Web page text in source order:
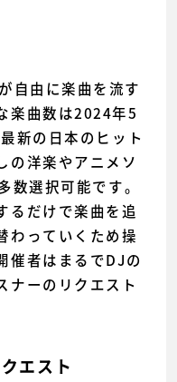
自由に楽曲を流す
楽曲数は2024年5
新の日本のヒット
の洋楽やアニメソ
数選択可能です。
るだけで楽曲を追
わっていくため操
催者はまるでDJの
ナーのリクエスト
エスト